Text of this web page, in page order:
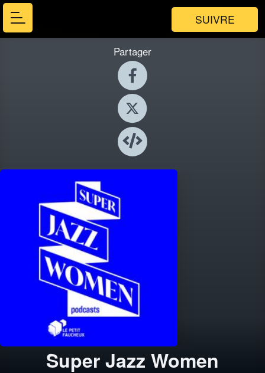
SUIVRE
Partager
Super Jazz Women